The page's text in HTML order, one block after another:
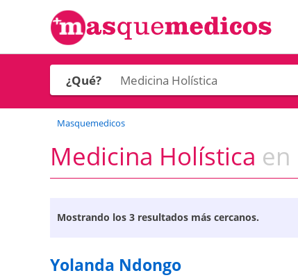
¿Qué?
Masquemedicos
Medicina Holística en
Mostrando los 3 resultados más cercanos.
Yolanda Ndongo